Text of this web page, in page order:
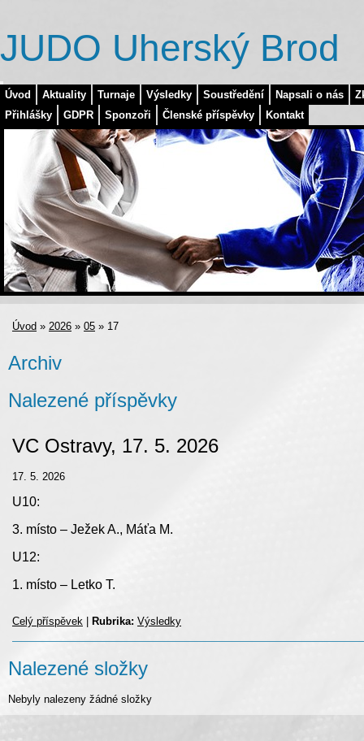
Úvod Aktuality Turnaje Výsledky Soustředění Napsali o nás
Přihlášky
GDPR Sponzoři Členské příspěvky Kontakt
JUDO Uherský Brod
Úvod » 2026 » 05 » 17
Archiv
Nalezené příspěvky
VC Ostravy, 17. 5. 2026
17. 5. 2026
U10:
3. místo – Ježek A., Máťa M.
U12:
1. místo – Letko T.
Celý příspěvek Rubrika: Výsledky
Nalezené složky
Nebyly nalezeny žádné složky